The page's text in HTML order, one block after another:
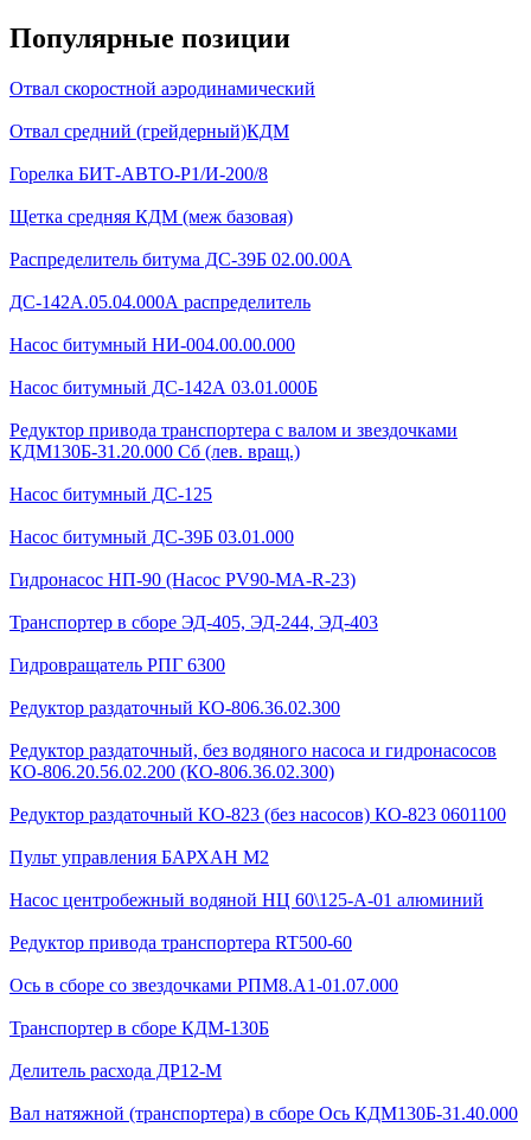
Популярные позиции
Отвал скоростной аэродинамический
Отвал средний (грейдерный)КДМ
Горелка БИТ-АВТО-Р1/И-200/8
Щетка средняя КДМ (меж базовая)
Распределитель битума ДС-39Б 02.00.00А
ДС-142А.05.04.000А распределитель
Насос битумный НИ-004.00.00.000
Насос битумный ДС-142А 03.01.000Б
Редуктор привода транспортера с валом и звездочками
КДМ130Б-31.20.000 Сб (лев. вращ.)
Насос битумный ДС-125
Насос битумный ДС-39Б 03.01.000
Гидронасос НП-90 (Насос PV90-MA-R-23)
Транспортер в сборе ЭД-405, ЭД-244, ЭД-403
Гидровращатель РПГ 6300
Редуктор раздаточный КО-806.36.02.300
Редуктор раздаточный, без водяного насоса и гидронасосов
КО-806.20.56.02.200 (КО-806.36.02.300)
Редуктор раздаточный КО-823 (без насосов) КО-823 0601100
Пульт управления БАРХАН М2
Насос центробежный водяной НЦ 60\125-А-01 алюминий
Редуктор привода транспортера RT500-60
Ось в сборе со звездочками РПМ8.А1-01.07.000
Транспортер в сборе КДМ-130Б
Делитель расхода ДР12-М
Вал натяжной (транспортера) в сборе Ось КДМ130Б-31.40.000